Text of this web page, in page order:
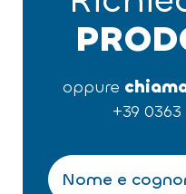
oppure
+39
N
o